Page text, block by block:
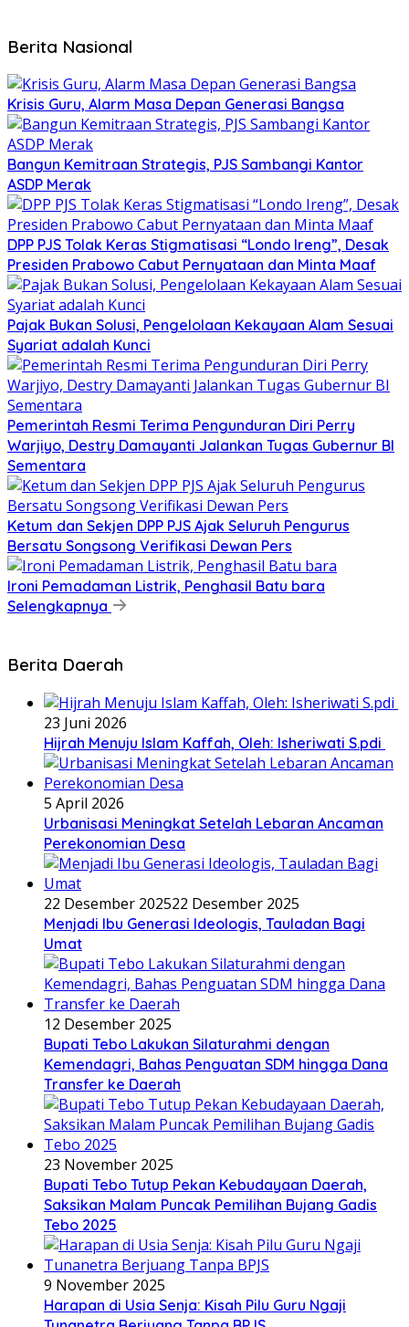
Berita Nasional
Krisis Guru, Alarm Masa Depan Generasi Bangsa
Bangun Kemitraan Strategis, PJS Sambangi Kantor
ASDP Merak
DPP PJS Tolak Keras Stigmatisasi “Londo Ireng”, Desak
Presiden Prabowo Cabut Pernyataan dan Minta Maaf
Pajak Bukan Solusi, Pengelolaan Kekayaan Alam Sesuai
Syariat adalah Kunci
Pemerintah Resmi Terima Pengunduran Diri Perry
Warjiyo, Destry Damayanti Jalankan Tugas Gubernur BI
Sementara
Ketum dan Sekjen DPP PJS Ajak Seluruh Pengurus
Bersatu Songsong Verifikasi Dewan Pers
Ironi Pemadaman Listrik, Penghasil Batu bara
Selengkapnya
Berita Daerah
23 Juni 2026
Hijrah Menuju Islam Kaffah, Oleh: Isheriwati S.pdi
5 April 2026
Urbanisasi Meningkat Setelah Lebaran Ancaman
Perekonomian Desa
22 Desember 202522 Desember 2025
Menjadi Ibu Generasi Ideologis, Tauladan Bagi
Umat
12 Desember 2025
Bupati Tebo Lakukan Silaturahmi dengan
Kemendagri, Bahas Penguatan SDM hingga Dana
Transfer ke Daerah
23 November 2025
Bupati Tebo Tutup Pekan Kebudayaan Daerah,
Saksikan Malam Puncak Pemilihan Bujang Gadis
Tebo 2025
9 November 2025
Harapan di Usia Senja: Kisah Pilu Guru Ngaji